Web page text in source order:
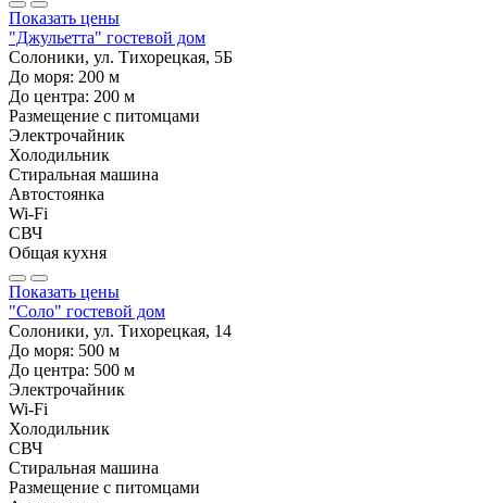
Показать цены
"Джульетта" гостевой дом
Солоники, ул. Тихорецкая, 5Б
До моря: 200 м
До центра: 200 м
Размещение с питомцами
Электрочайник
Холодильник
Стиральная машина
Автостоянка
Wi-Fi
СВЧ
Общая кухня
Показать цены
"Соло" гостевой дом
Солоники, ул. Тихорецкая, 14
До моря: 500 м
До центра: 500 м
Электрочайник
Wi-Fi
Холодильник
СВЧ
Стиральная машина
Размещение с питомцами